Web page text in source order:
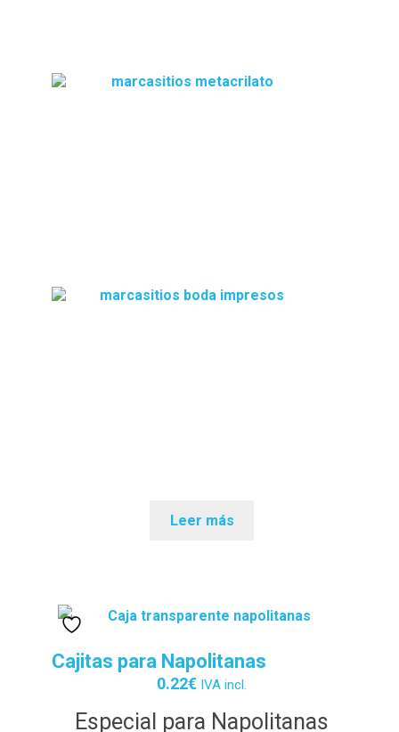
Leer más
Cajitas para Napolitanas
0.22€ IVA incl.
Especial para Napolitanas